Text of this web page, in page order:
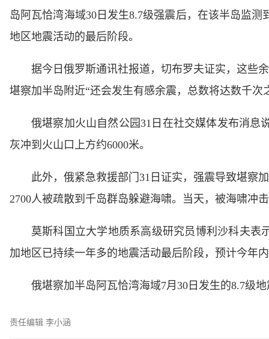
岛阿瓦恰湾海域30日发生8.7级强震后，在该半岛监
地区地震活动的最后阶段。
据今日俄罗斯通讯社报道，切布罗夫证实，这些
堪察加半岛附近“还会发生有感余震，总数将达数千次
俄堪察加火山自然公园31日在社交媒体发布消
灰冲到火山口上方约6000米。
此外，俄紧急救援部门31日证实，强震导致堪察
2700人被疏散到千岛群岛躲避海啸。当天，被海啸冲
莫斯科国立大学地质系高级研究员博利沙科夫表
加地区已持续一年多的地震活动最后阶段，预计今年
俄堪察加半岛阿瓦恰湾海域7月30日发生的8.7级
责任编辑 李小涵